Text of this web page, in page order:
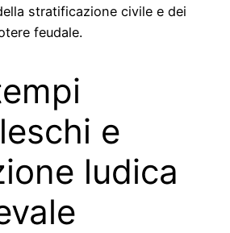
stratificazione civile e dei
feudale.
e
ludica